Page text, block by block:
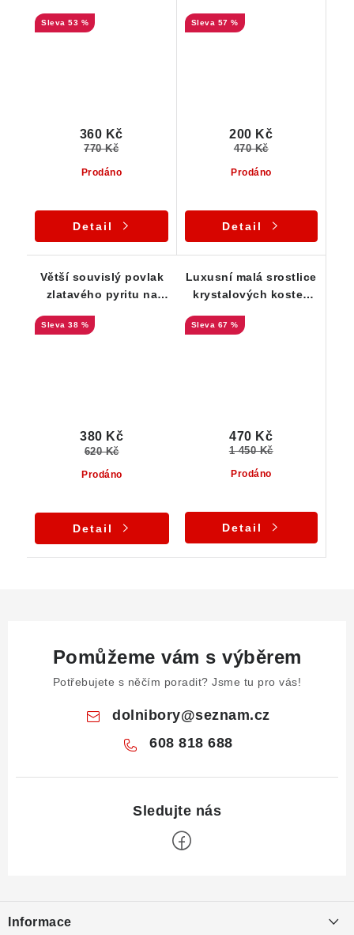
rulou
53 %
Prodáno
360 Kč
770 Kč
Detail
57 %
Prodáno
200 Kč
470 Kč
Detail
Větší souvislý povlak
zlatavého pyritu na
38 %
Prodáno
380 Kč
620 Kč
Detail
Luxusní malá srostlice
krystalových kostek
67 %
Prodáno
470 Kč
1 450 Kč
Detail
Pomůžeme vám s výběrem
Potřebujete s něčím poradit? Jsme tu pro vás!
dolnibory@seznam.cz
608 818 688
pInformace